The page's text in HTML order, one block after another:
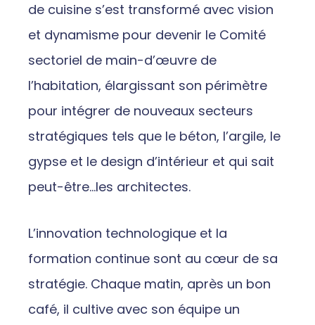
de cuisine s’est transformé avec vision
et dynamisme pour devenir le Comité
sectoriel de main-d’œuvre de
l’habitation, élargissant son périmètre
pour intégrer de nouveaux secteurs
stratégiques tels que le béton, l’argile, le
gypse et le design d’intérieur et qui sait
peut-être…les architectes.
L’innovation technologique et la
formation continue sont au cœur de sa
stratégie. Chaque matin, après un bon
café, il cultive avec son équipe un